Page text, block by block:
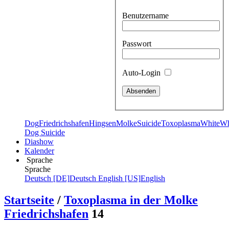
Benutzername
Passwort
Auto-Login
DogFriedrichshafenHingsenMolkeSuicideToxoplasmaWhite
Dog Suicide
Diashow
Kalender
Sprache
Sprache
Deutsch [DE]Deutsch English [US]English
Startseite / Toxoplasma in der Molke
Friedrichshafen 14